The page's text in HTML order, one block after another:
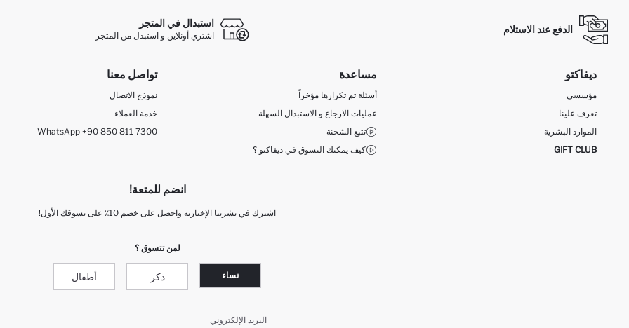
الدفع عند الاستلام
استبدال في المتجر
اشتري أونلاين و استبدل من المتجر
ديفاكتو
مؤسسي
تعرف علينا
الموارد البشرية
GIFT CLUB
مساعدة
أسئلة تم تكرارها مؤخراً
عمليات الارجاع و الاستبدال السهلة
تتبع الشحنة
كيف يمكنك التسوق في ديفاكتو ؟
تواصل معنا
نموذج الاتصال
خدمة العملاء
WhatsApp +90 850 811 7300
انضم للمتعة!
اشترك في نشرتنا الإخبارية واحصل على خصم 10٪ على تسوقك الأول!
لمن تتسوق ؟
نساء ذكر أطفال
البريد الإلكتروني